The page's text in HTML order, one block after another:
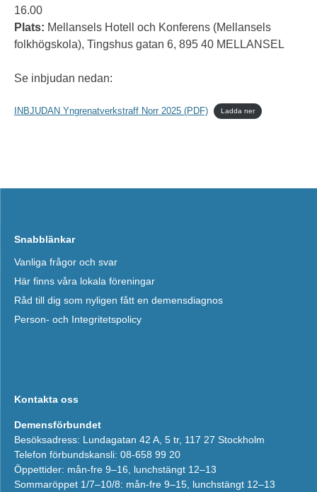
16.00
Plats: Mellansels Hotell och Konferens (Mellansels
folkhögskola), Tingshus gatan 6, 895 40 MELLANSEL
Se inbjudan nedan:
INBJUDAN Yngrenatverkstraff Norr 2025 (PDF) Ladda ner
Snabblänkar
Vanliga frågor och svar
Här finns våra lokala föreningar
Råd till dig som nyligen fått en demensdiagnos
Person- och Integritetspolicy
Kontakta oss
Demensförbundet
Besöksadress: Lundagatan 42 A, 5 tr, 117 27 Stockholm
Telefon förbundskansli: 08-658 99 20
Öppettider: mån-fre 9–16, lunchstängt 12–13
Sommaröppet 1/7–10/8: mån-fre 9–15, lunchstängt 12–13